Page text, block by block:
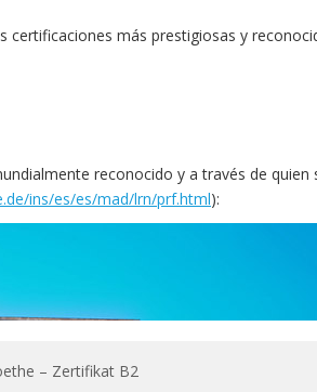
más prestigiosas y
reconocido y a través de quien
ins/es/es/mad/lrn/prf.html):
– Zertifikat B2